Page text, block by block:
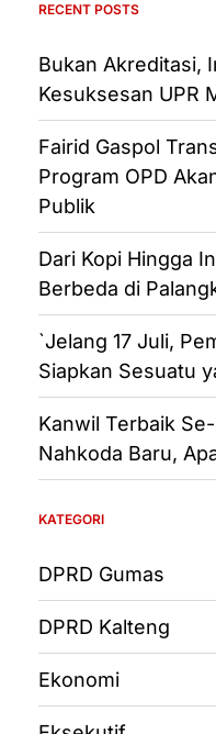
RECENT POSTS
Bukan Akreditasi,
Kesuksesan UPR
Fairid Gaspol
Program OPD
Publik
Dari Kopi Hingga
Berbeda di
`Jelang 17 Juli,
Siapkan Sesuatu
Kanwil Terbaik
Nahkoda Baru,
KATEGORI
DPRD Gumas
DPRD Kalteng
Ekonomi